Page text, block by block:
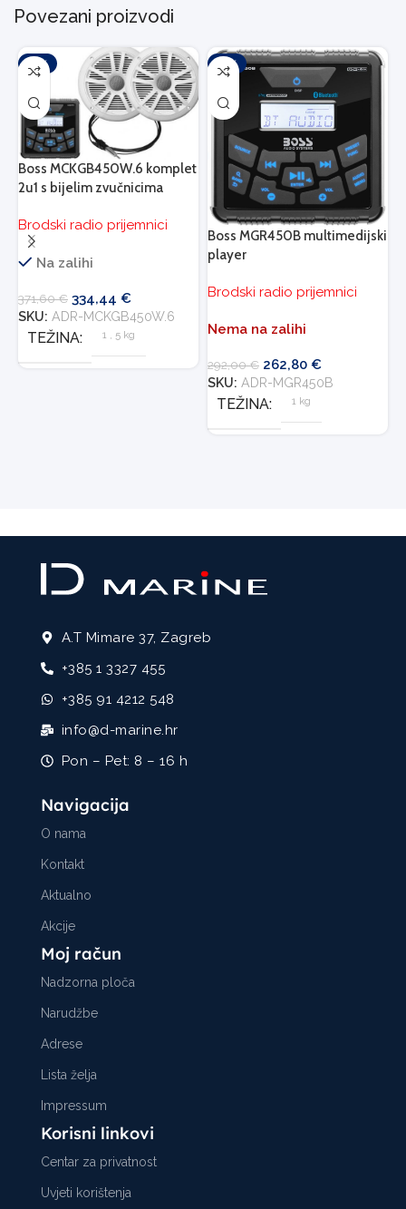
Povezani proizvodi
-10%
Boss MCKGB450W.6 komplet
2u1 s bijelim zvučnicima
Brodski radio prijemnici
Na zalihi
371,60€ 334,44 €
SKU: ADR-MCKGB450W.6
TEŽINA 1 5 kg
-10%
Boss MGR450B multimedijski
player
Brodski radio prijemnici
Nema na zalihi
292,00€ 262,80 €
SKU: ADR-MGR450B
TEŽINA 1 kg
A.T Mimare 37, Zagreb
+385 1 3327 455
+385 91 4212 548
info@d-marine.hr
Pon – Pet: 8 – 16 h
Navigacija
O nama
Kontakt
Aktualno
Akcije
Moj račun
Nadzorna ploča
Narudžbe
Adrese
Lista želja
Impressum
Korisni linkovi
Centar za privatnost
Uvjeti korištenja